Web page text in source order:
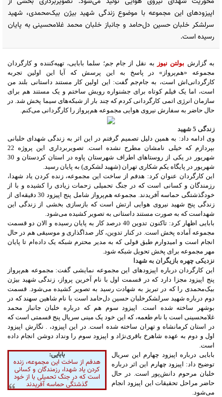
اپیزودهای این مجموعه با موضوع زندگی شهید بیژن بیک‌محمدی، شهید
سرلشکر خلبان حسین دل‌حامد و جانباز خلبان محمد غلامحسینی به پایان
رسیده است.
به گزارش بولتن نیوز
به نقل از جام جم؛ سلما بابایی، تهیه‌کننده و کارگردان
مجموعه «هم‌پرواز» در پاسخ به این پرسش که آیا این اولین تجربه
کارگردانی‌اش است، به جام‌جم گفت: این اولین کار مستند داستانی بلند من
است، اما یک فیلم کوتاه برای جشنواره رویش ساختم و یک مستند هم برای
سازمان انرژی اتمی کارگردانی کردم که چند بار از شبکه‌های سیما پخش شد. در
حال حاضر به سفارش نیروی هوایی مجموعه هم‌پرواز را کارگردانی می‌کنم.
زندگی 5 شهید
وی ادامه داد: به همین دلیل تصمیم گرفتم در این اثر به زندگی شهدای خلبانی
بپردازم که خیلی نامشان مطرح نشده است. تصویربرداری این پروژه 22
شهریور در یکی از روستاهای اطراف شهرستان پاوه در استان کردستان و 30
شهریور در پایگاه یکم شکاری تهران (شهید لشکری) به پایان رسید.
این کارگردان عنوان کرد: هدفم از ساخت این مجموعه، زنده کردن یاد شهدا،
رزمندگان و کسانی است که در جنگ تحمیلی زحمات زیادی را کشیده و با از
خودگذشتگی حماسه آفریدند. مجموعه هم‌پرواز شامل پنج اپیزود 30 دقیقه‌ای از
زندگی پنج شهید نیروی هوایی ارتش است که بازسازی بخشی از زندگی این
شهداست که به صورت مستند داستانی به تصویر کشیده می‌شود.
بابایی اظهار کرد: تاکنون تدوین 40 درصد کار به پایان رسیده و الان دو قسمت
مجموعه آماده پخش است. در کنار تدوین، کار صداگذاری و موسیقی هم در حال
انجام است و امیدوارم طبق قولی که به مدیر محترم شبکه یک داده‌ام تا پایان
مهر مجموعه برای پخش تحویل شبکه شود.
نزدیکی چهره بازیگران به شهدا
این کارگردان درباره اپیزودهای این مجموعه نمایشی گفت: مجموعه هم‌پرواز
پنج اپیزود مجزا دارد که در قسمت اول با نام آخرین پرواز، زندگی شهید بیژن
بیک‌محمدی را که در تبریز به شهادت رسید به تصویر کشیده می‌شود. قسمت
دوم درباره شهید سرلشکرخلبان حسین دل‌حامد است با نام شاهین سهند که در
بوشهر ساخته شده است. اپیزود سوم هم که درباره خلبان جانباز محمد
غلامحسینی است با نام طعمه، که این خود یک مینی سریال پنج قسمتی است که
در استان کرمانشاه و تهران ساخته شده است. در این اپیزود، . نگارش اپیزود
اول و دوم به عهده شاهرخ‌ باقری‌نژاد و اپیزود سوم را ونداد دوشن انجام داده
است.
بابایی:
هدفم از ساخت این مجموعه، زنده
کردن یاد شهدا، رزمندگان و کسانی
است که در جنگ تحمیلی با از خود
گذشتگی حماسه آفریدند
بابایی درباره اپیزود چهارم این سریال
توضیح داد: اپیزود چهارم این اثر درباره
خلبان مرحوم دانش‌پور است. در حال
حاضر مراحل تحقیقات این اپیزود انجام
می‌شود.